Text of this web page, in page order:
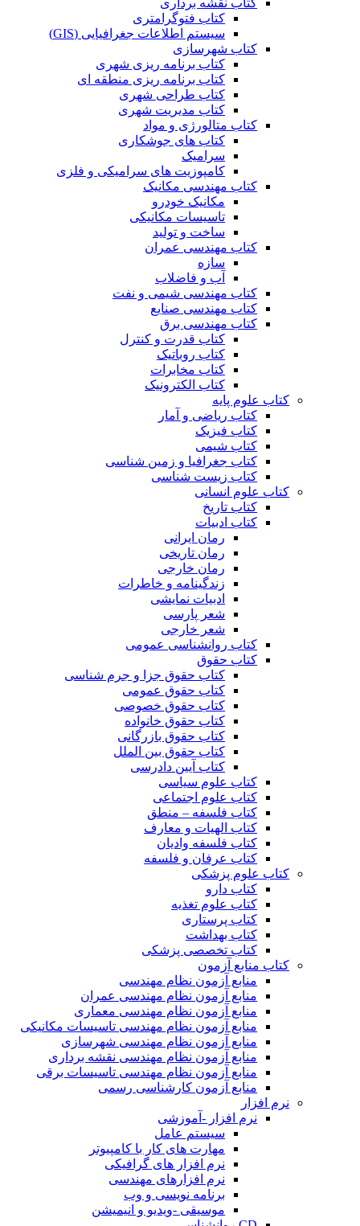
کتاب فتوگرامتری
سیستم اطلاعات جغرافیایی (GIS)
کتاب شهرسازی
کتاب برنامه ریزی شهری
کتاب برنامه ریزی منطقه ای
کتاب طراحی شهری
کتاب مدیریت شهری
کتاب متالورژی و مواد
کتاب های جوشکاری
سرامیک
کامپوزیت های سرامیکی و فلزی
کتاب مهندسی مکانیک
مکانیک خودرو
تاسیسات مکانیکی
ساخت و تولید
کتاب مهندسی عمران
سازه
آب و فاضلاب
کتاب مهندسی شیمی و نفت
کتاب مهندسی صنایع
کتاب مهندسی برق
کتاب قدرت و کنترل
کتاب روباتیک
کتاب مخابرات
کتاب الکترونیک
کتاب علوم پایه
کتاب ریاضی و آمار
کتاب فیزیک
کتاب شیمی
کتاب جغرافیا و زمین شناسی
کتاب زیست شناسی
کتاب علوم انسانی
کتاب تاریخ
کتاب ادبیات
رمان ایرانی
رمان تاریخی
رمان خارجی
زندگینامه و خاطرات
ادبیات نمایشی
شعر پارسی
شعر خارجی
کتاب روانشناسی عمومی
کتاب حقوق
کتاب حقوق جزا و جرم شناسی
کتاب حقوق عمومی
کتاب حقوق خصوصی
کتاب حقوق خانواده
کتاب حقوق بازرگانی
کتاب حقوق بین الملل
کتاب آیین دادرسی
کتاب علوم سیاسی
کتاب علوم اجتماعی
کتاب فلسفه – منطق
کتاب الهیات و معارف
کتاب فلسفه وادیان
کتاب عرفان و فلسفه
کتاب علوم پزشکی
کتاب دارو
کتاب علوم تغذیه
کتاب پرستاری
کتاب بهداشت
کتاب تخصصی پزشکی
کتاب منابع آزمون
منابع آزمون نظام مهندسی
منابع آزمون نظام مهندسی عمران
منابع آزمون نظام مهندسی معماری
منابع آزمون نظام مهندسی تاسیسات مکانیکی
منابع آزمون نظام مهندسی شهرسازی
منابع آزمون نظام مهندسی نقشه برداری
منابع آزمون نظام مهندسی تاسیسات برقی
منابع آزمون کارشناسی رسمی
نرم افزار
نرم افزار -آموزشی
سیستم عامل
مهارت های کار با کامپیوتر
نرم افزار های گرافیکی
نرم افزارهای مهندسی
برنامه نویسی و وب
موسیقی -ویدیو و انیمیشن